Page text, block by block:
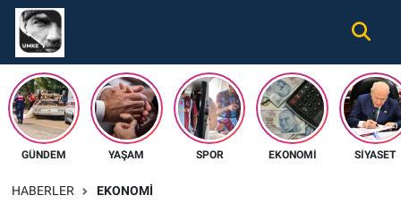
GÜNDEM YAŞAM SPOR EKONOMI SIYASET
HABERLER EKONOMI
Gündem
Ekonomi
Spor
Nöbetçi Eczaneler
Hava Durumu
Namaz Vakitleri